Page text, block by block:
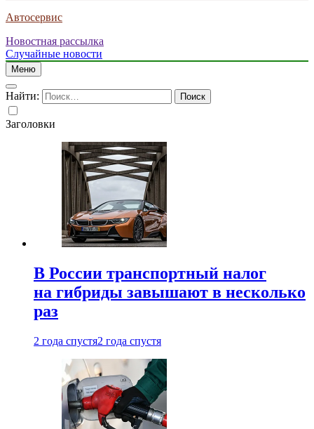
Автосервис
Новостная рассылка
Случайные новости
Меню
Найти:
Заголовки
В России транспортный налог
на гибриды завышают в несколько
раз
2 года спустя2 года спустя